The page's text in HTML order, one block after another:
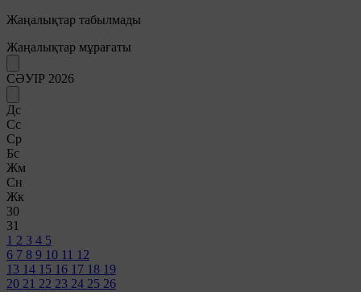
Жаңалықтар табылмады
Жаңалықтар мұрағаты
СӘУІР 2026
Дс
Сс
Ср
Бс
Жм
Сн
Жк
30
31
1 2 3 4 5
6 7 8 9 10 11 12
13 14 15 16 17 18 19
20 21 22 23 24 25 26